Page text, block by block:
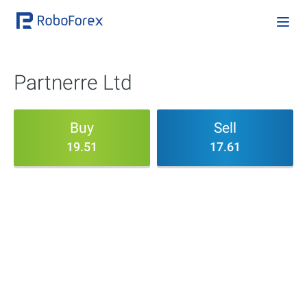
Partnerre Ltd
Buy
19.51
Sell
17.61